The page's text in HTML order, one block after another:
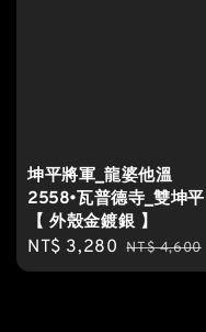
坤平將軍_龍婆他溫
2558•瓦普德寺_雙坤平
【 外殼金鍍銀 】
Sale
price
NT$ 3,280 Regular
price
NT$ 4,600